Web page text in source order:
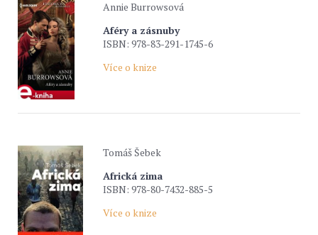
Annie Burrowsová
Aféry a zásnuby
ISBN: 978-83-291-1745-6
Více o knize
Tomáš Šebek
Africká zima
ISBN: 978-80-7432-885-5
Více o knize